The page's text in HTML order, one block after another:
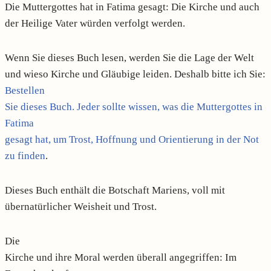
Die Muttergottes hat in Fatima gesagt: Die Kirche und auch
der Heilige Vater würden verfolgt werden.
Wenn Sie dieses Buch lesen, werden Sie die Lage der Welt
und wieso Kirche und Gläubige leiden. Deshalb bitte ich Sie:
Bestellen
Sie dieses Buch. Jeder sollte wissen, was die Muttergottes in
Fatima
gesagt hat, um Trost, Hoffnung und Orientierung in der Not
zu finden.
Dieses Buch enthält die Botschaft Mariens, voll mit
übernatürlicher Weisheit und Trost.
Die
Kirche und ihre Moral werden überall angegriffen: Im